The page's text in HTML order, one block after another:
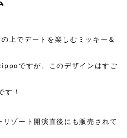
上でデートを楽しむミッキー＆
ですが、このデザインはすご
す！
ゾート開演直後にも販売されて